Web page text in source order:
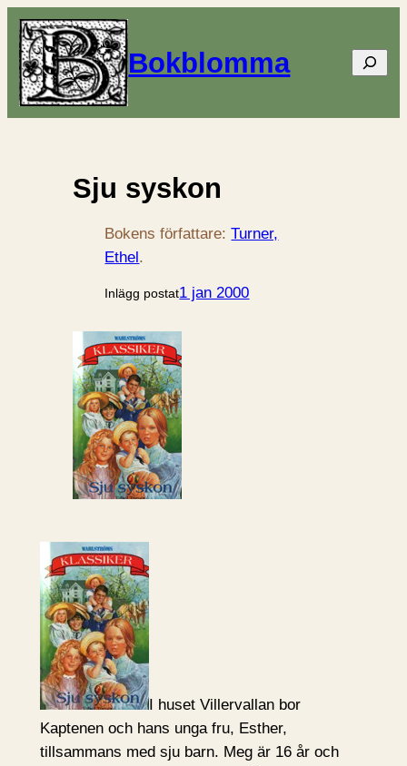
Bokblomma Sök
Sju syskon
Bokens författare:Turner,
Ethel .
Inlägg postat1 jan 2000
I huset Villervallan bor
Kaptenen och hans unga fru, Esther,
tillsammans med sju barn. Meg är 16 år och